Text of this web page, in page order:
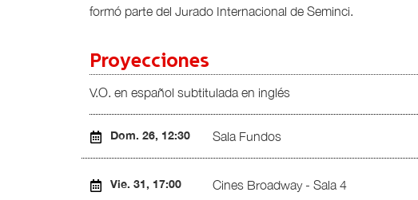
formó parte del Jurado Internacional de Seminci.
Proyecciones
V.O. en español subtitulada en inglés
Dom. 26, 12:30 Sala Fundos
Vie. 31, 17:00 Cines Broadway - Sala 4